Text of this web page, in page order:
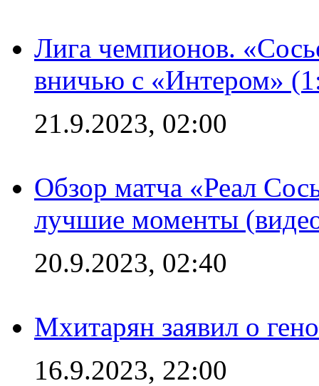
Лига чемпионов.
вничью с «Интером»
21.9.2023, 02:00
Обзор матча «Реал
лучшие моменты
20.9.2023, 02:40
Мхитарян заявил о
16.9.2023, 22:00